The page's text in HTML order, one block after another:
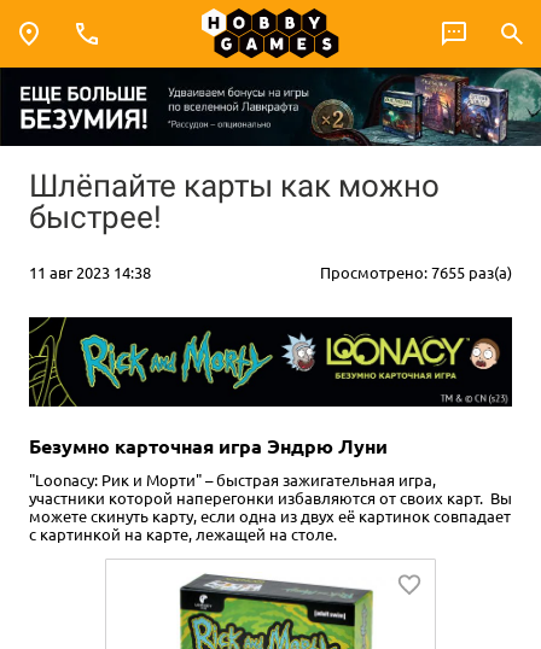
Шлёпайте карты как можно
быстрее!
11 авг 2023 14:38 Просмотрено: 7655 раз(а)
Безумно карточная игра Эндрю Луни
"Loonacy: Рик и Морти" – быстрая зажигательная игра,
участники которой наперегонки избавляются от своих карт. Вы
можете скинуть карту, если одна из двух её картинок совпадает
с картинкой на карте, лежащей на столе.